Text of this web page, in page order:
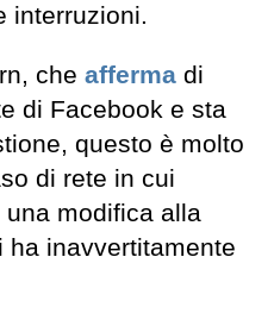
interruzioni.
che afferma di
di Facebook e sta
questo è molto
di rete in cui
una modifica alla
inavvertitamente